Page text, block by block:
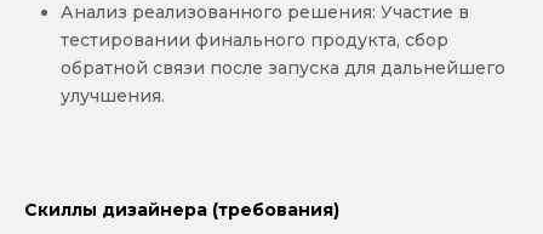
Анализ реализованного решения: Участие в
тестировании финального продукта, сбор
обратной связи после запуска для дальнейшего
улучшения.
Скиллы дизайнера (требования)